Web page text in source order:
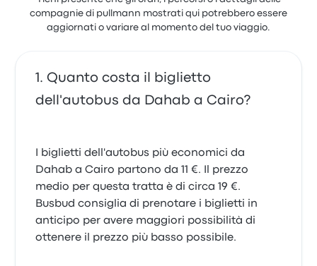
compagnie di pullmann mostrati qui potrebbero essere
aggiornati o variare al momento del tuo viaggio.
Quanto costa il biglietto
dell'autobus da Dahab a Cairo?
I biglietti dell'autobus più economici da
Dahab a Cairo partono da 11 €. Il prezzo
medio per questa tratta è di circa 19 €.
Busbud consiglia di prenotare i biglietti in
anticipo per avere maggiori possibilità di
ottenere il prezzo più basso possibile.